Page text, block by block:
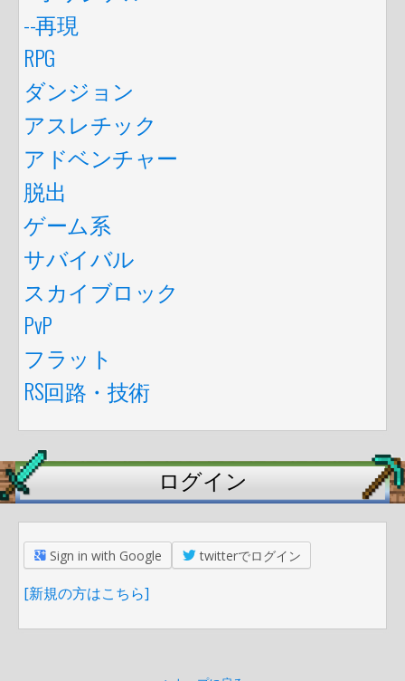
--再現
RPG
ダンジョン
アスレチック
アドベンチャー
脱出
ゲーム系
サバイバル
スカイブロック
PvP
フラット
RS回路・技術
ログイン
Sign in with Google twitterでログイン
[新規の方はこちら]